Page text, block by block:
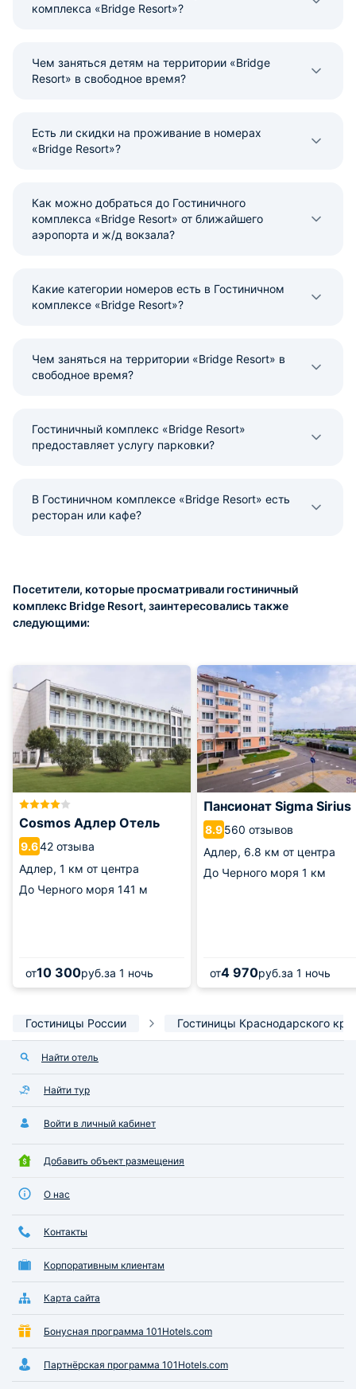
комплекса «Bridge Resort»?
Чем заняться детям на территории «Bridge
Resort» в свободное время?
Есть ли скидки на проживание в номерах
«Bridge Resort»?
Как можно добраться до Гостиничного
комплекса «Bridge Resort» от ближайшего
аэропорта и ж/д вокзала?
Какие категории номеров есть в Гостиничном
комплексе «Bridge Resort»?
Чем заняться на территории «Bridge Resort» в
свободное время?
Гостиничный комплекс «Bridge Resort»
предоставляет услугу парковки?
В Гостиничном комплексе «Bridge Resort» есть
ресторан или кафе?
Посетители, которые просматривали гостиничный
комплекс Bridge Resort, заинтересовались также
следующими:
Cosmos Адлер Отель
9.642 отзыва
Адлер, 1 км от центра
До Черного моря 141 м
от10 300руб.за 1 ночь
Пансионат Sigma Sirius
8.9560 отзывов
Адлер, 6.8 км от центра
До Черного моря 1 км
от4 970руб.за 1 ночь
Гостиницы России Гостиницы Краснодарского
Найти отель
Найти тур
Войти в личный кабинет
Добавить объект размещения
О нас
Контакты
Корпоративным клиентам
Карта сайта
Бонусная программа 101Hotels.com
Партнёрская программа 101Hotels.com